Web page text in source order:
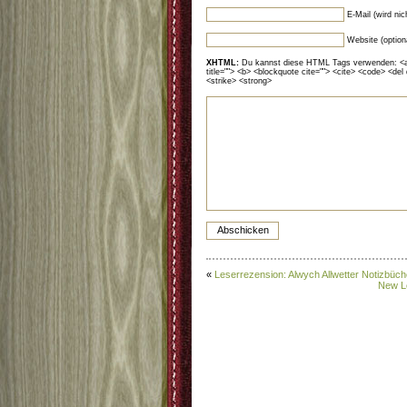
E-Mail (wird
Website
XHTML: Du kannst diese HTML Tags verwenden:
title=""> <b> <blockquote cite=""> <cite> <code>
<strike> <strong>
« Leserrezension: Alwych Allwetter
New